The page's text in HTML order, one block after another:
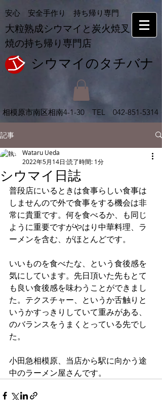
大粒熟成シウマイと炭火焼叉
焼の持ち帰り専門店
安心 安全手作り 持ち帰り専門
シウマイの​タチバナ
相模原市南区相南4-1-30 TEL 042-851-5314
記事
シウマイ日誌
Wataru Ueda
2022年5月14日 読了時間: 1分
普段店にいるときは食事らしい食事は
しませんので外で食事をする機会は非
常に貴重です。何を食べるか、も同じ
ように重要ですがやはり中華料理、ラ
ーメンを含む、がほとんどです。
いいものを食べたな、という食後感を
気にしています。先日頂いた先もとて
も良い食後感を味わうことができまし
た。テクスチャー、というか舌触りと
いうかすっきりしていて重みがある、
のバランスをうまくとっている先でし
た。
小田急相模原、当店から駅に向かう途
中のラーメン屋さんです。